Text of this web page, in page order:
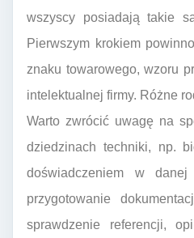
wszyscy posiadają takie
Pierwszym krokiem
znaku towarowego, wzoru
intelektualnej firmy. Różne
Warto zwrócić uwagę na
dziedzinach techniki, np.
doświadczeniem w
przygotowanie
sprawdzenie referencji,